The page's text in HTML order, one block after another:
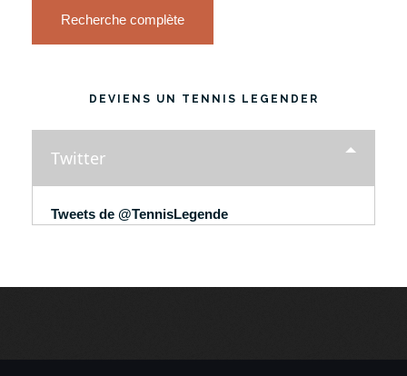
Recherche complète
DEVIENS UN TENNIS LEGENDER
Twitter
Tweets de @TennisLegende